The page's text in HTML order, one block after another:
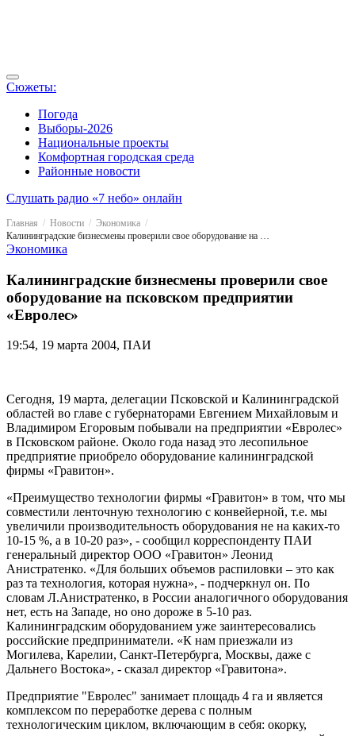
Сюжеты:
Погода
Выборы-2026
Национальные проекты
Комфортная городская среда
Районные новости
Слушать радио «7 небо» онлайн
Главная Новости
Экономика
Калининградские бизнесмены проверили свое оборудование на псковском предприятии «Евролес»
Экономика
Калининградские бизнесмены проверили свое
оборудование на псковском предприятии
«Евролес»
19:54, 19 марта 2004, ПАИ
Сегодня, 19 марта, делегации Псковской и Калининградской
областей во главе с губернаторами Евгением Михайловым и
Владимиром Егоровым побывали на предприятии «Евролес»
в Псковском районе. Около года назад это лесопильное
предприятие приобрело оборудование калининградской
фирмы «Гравитон».
«Преимущество технологии фирмы «Гравитон» в том, что мы
совместили ленточную технологию с конвейерной, т.е. мы
увеличили производительность оборудования не на каких-то
10-15 %, а в 10-20 раз», - сообщил корреспонденту ПАИ
генеральный директор ООО «Гравитон» Леонид
Анистратенко. «Для больших объемов распиловки – это как
раз та технология, которая нужна», - подчеркнул он. По
словам Л.Анистратенко, в России аналогичного оборудования
нет, есть на Западе, но оно дороже в 5-10 раз.
Калининградским оборудованием уже заинтересовались
российские предприниматели. «К нам приезжали из
Могилева, Карелии, Санкт-Петербурга, Москвы, даже с
Дальнего Востока», - сказал директор «Гравитона».
Предприятие "Евролес" занимает площадь 4 га и является
комплексом по переработке дерева с полным
технологическим циклом, включающим в себя: окорку,